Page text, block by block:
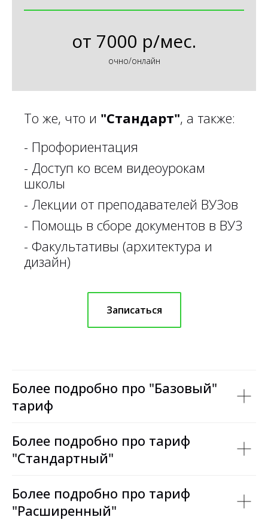
от 7000 р/мес.
очно/онлайн
То же, что и "Стандарт", а также:
- Профориентация
- Доступ ко всем видеоурокам
школы
- Лекции от преподавателей ВУЗов
- Помощь в сборе документов в ВУЗ
- Факультативы (архитектура и
дизайн)
Записаться
Более подробно про "Базовый"
тариф
Более подробно про тариф
"Стандартный"
Более подробно про тариф
"Расширенный"